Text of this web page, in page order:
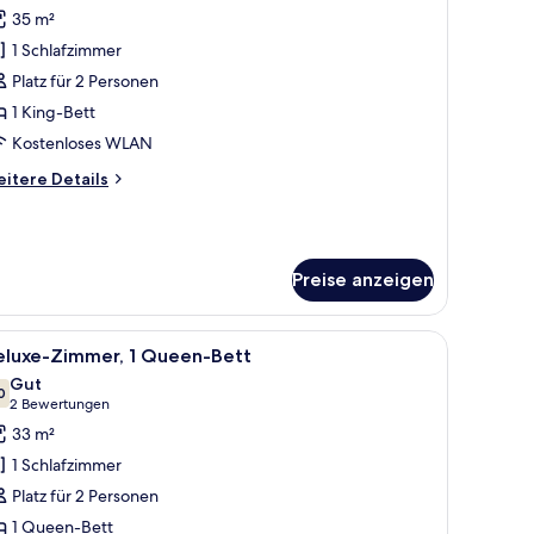
35 m²
1 Schlafzimmer
Platz für 2 Personen
1 King-Bett
Kostenloses WLAN
Details
Preise anzeigen
mit Vorhängen.
einem kleinen Tisch. Ein Hotelzimmer mit einem großen Bett,
5 Zimmer, 1 Queen-Bett
von 10
Gut
2 Bewertungen
(2
Bewertungen)
33 m²
1 Schlafzimmer
Platz für 2 Personen
1 Queen-Bett